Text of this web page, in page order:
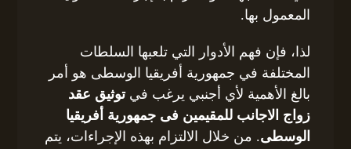
المعمول بها.
لذا، فإن فهم الأدوار التي تلعبها السلطات
المختلفة في جمهورية أفريقيا الوسطى هو أمر
بالغ الأهمية لأي أجنبي يرغب فيتوثيق عقد
زواج الاجانب للمقيمين فى جمهورية أفريقيا
الوسطى. من خلال الالتزام بهذه الإجراءات، يتم